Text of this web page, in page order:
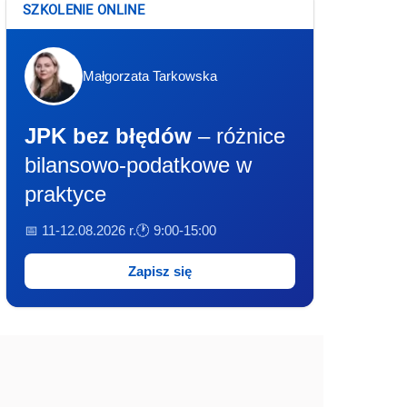
SZKOLENIE ONLINE
Małgorzata Tarkowska
JPK bez błędów – różnice
bilansowo-podatkowe w
praktyce
📅 11-12.08.2026 r.🕐 9:00-15:00
Zapisz się